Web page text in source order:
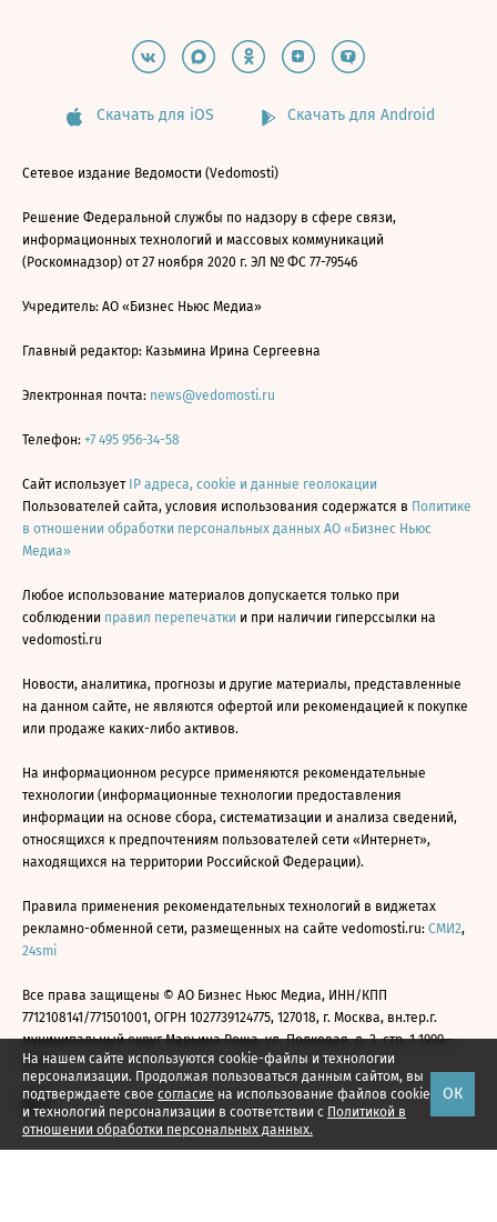
На нашем сайте используются cookie-файлы и технологии
персонализации. Продолжая пользоваться данным сайтом, вы
подтверждаете свое согласие на использование файлов cookie
и технологий персонализации в соответствии с Политикой в
отношении обработки персональных данных.
ОК
Скачать для iOS Скачать для Android
Сетевое издание Ведомости (Vedomosti)
Решение Федеральной службы по надзору в сфере связи,
информационных технологий и массовых коммуникаций
(Роскомнадзор) от 27 ноября 2020 г. ЭЛ № ФС 77-79546
Учредитель: АО «Бизнес Ньюс Медиа»
Главный редактор: Казьмина Ирина Сергеевна
Электронная почта: news@vedomosti.ru
Телефон: +7 495 956-34-58
Сайт использует IP адреса, cookie и данные геолокации
Пользователей сайта, условия использования содержатся в Политике
в отношении обработки персональных данных АО «Бизнес Ньюс
Медиа»
Любое использование материалов допускается только при
соблюдении правил перепечатки и при наличии гиперссылки на
vedomosti.ru
Новости, аналитика, прогнозы и другие материалы, представленные
на данном сайте, не являются офертой или рекомендацией к покупке
или продаже каких-либо активов.
На информационном ресурсе применяются рекомендательные
технологии (информационные технологии предоставления
информации на основе сбора, систематизации и анализа сведений,
относящихся к предпочтениям пользователей сети «Интернет»,
находящихся на территории Российской Федерации).
Правила применения рекомендательных технологий в виджетах
рекламно-обменной сети, размещенных на сайте vedomosti.ru: СМИ2,
24smi
Все права защищены © АО Бизнес Ньюс Медиа, ИНН/КПП
7712108141/771501001, ОГРН 1027739124775, 127018, г. Москва, вн.тер.г.
муниципальный округ Марьина Роща, ул. Полковая, д. 3, стр. 1 1999—
2026